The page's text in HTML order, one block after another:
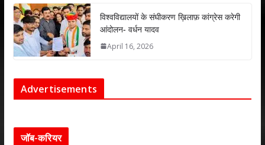
विश्वविद्यालयों के संघीकरण ख़िलाफ़ कांग्रेस करेगी
आंदोलन- वर्धन यादव
April 16, 2026
Advertisements
जॉब-करियर